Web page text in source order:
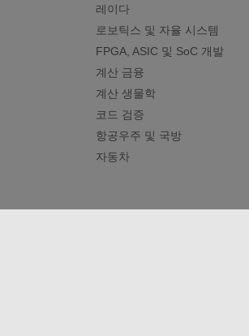
레이다
로보틱스 및 자율 시스템
FPGA, ASIC 및 SoC 개발
계산 금융
계산 생물학
코드 검증
항공우주 및 국방
자동차